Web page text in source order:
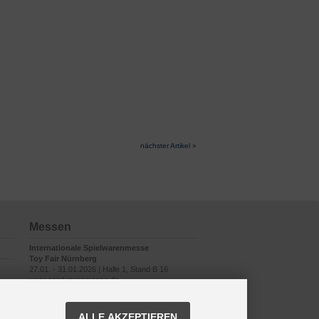
nächster Artikel »
Messen
Internationale Spielwarenmesse
Toy Fair Nürnberg
27.01. - 31.01.2026 | Halle 1, Stand B 16
www.spielwarenmesse.de